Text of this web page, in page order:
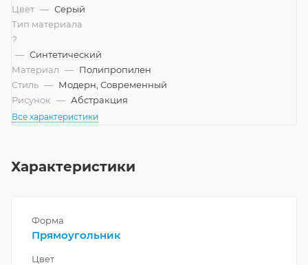
Цвет — Серый
Тип материала
?
— Синтетический
Материал — Полипропилен
Стиль — Модерн, Современный
Рисунок — Абстракция
Все характеристики
Характеристики
Форма
Прямоугольник
Цвет